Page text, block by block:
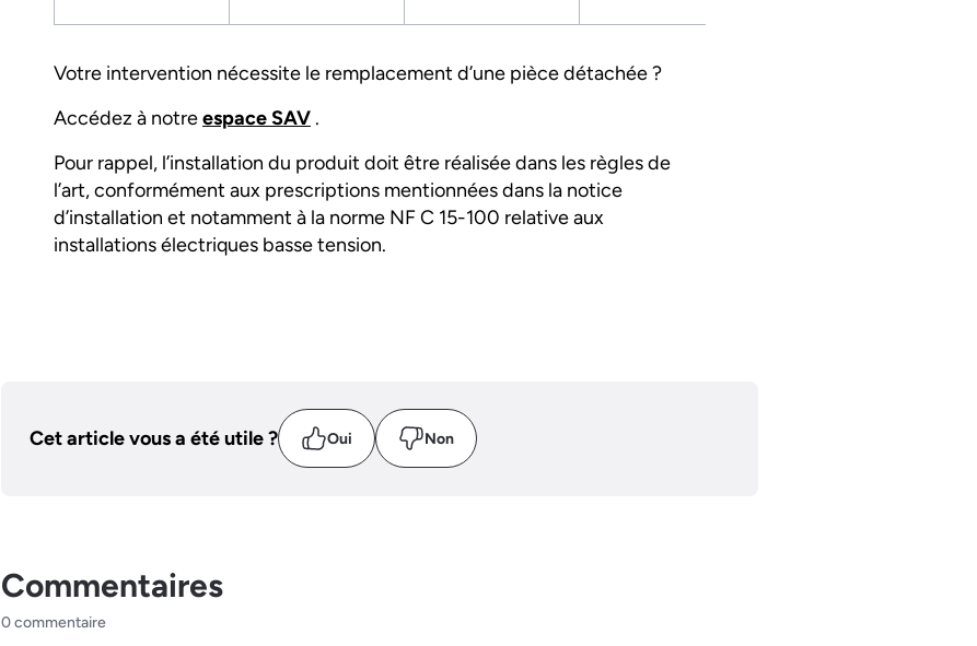
Votre intervention nécessite le remplacement d’une pièce détachée ?
Accédez à notreespace SAV .
Pour rappel, l’installation du produit doit être réalisée dans les règles de
l’art, conformément aux prescriptions mentionnées dans la notice
d’installation et notamment à la norme NF C 15-100 relative aux
installations électriques basse tension.
Cet article vous a été utile ? Oui Non
Commentaires
0 commentaire